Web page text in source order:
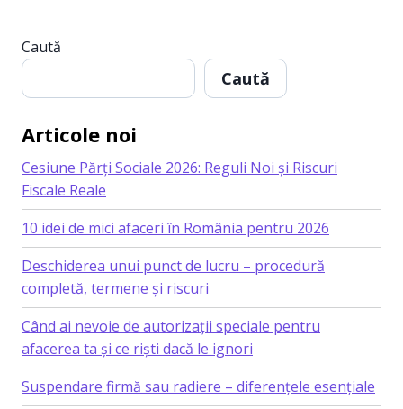
CONSULTANȚĂ
Caută
Caută
Articole noi
Cesiune Părți Sociale 2026: Reguli Noi și Riscuri
Fiscale Reale
10 idei de mici afaceri în România pentru 2026
Deschiderea unui punct de lucru – procedură
completă, termene și riscuri
Când ai nevoie de autorizații speciale pentru
afacerea ta și ce riști dacă le ignori
Suspendare firmă sau radiere – diferențele esențiale